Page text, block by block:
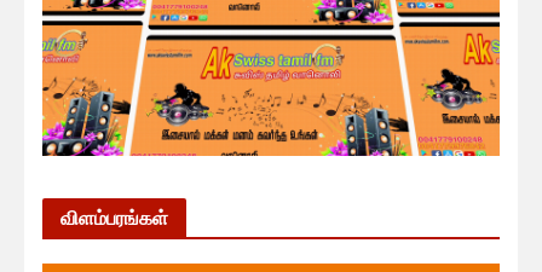
விளம்பரங்கள்